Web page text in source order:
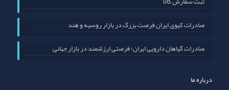
صادرات کیوی ایران فرصت بزرگ در بازار روسیه و هند
صادرات گیاهان دارویی ایران؛ فرصتی ارزشمند در بازار جهانی
درباره ما